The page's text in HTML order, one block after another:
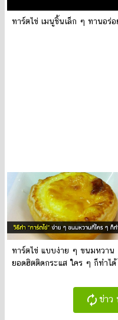
ทาร์ตไข่ เมนูชิ้นเล็ก ๆ ทานอร่อ
ทาร์ตไข่ แบบง่าย ๆ ขนมหวาน
ยอดฮิตติดกระแส ใคร ๆ ก็ทำได้
autorenew ข่าว